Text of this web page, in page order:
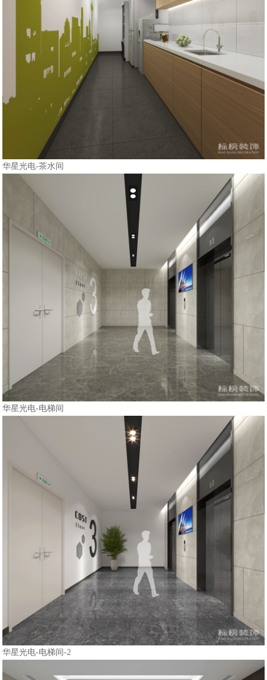
华星光电-茶水间
华星光电-电梯间
华星光电-电梯间-2